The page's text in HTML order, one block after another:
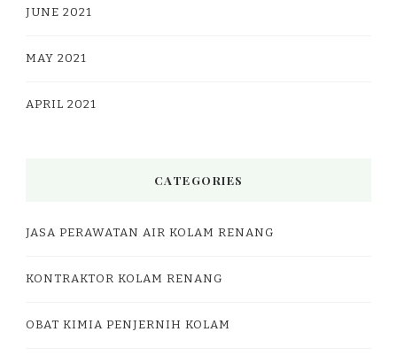
JUNE 2021
MAY 2021
APRIL 2021
CATEGORIES
JASA PERAWATAN AIR KOLAM RENANG
KONTRAKTOR KOLAM RENANG
OBAT KIMIA PENJERNIH KOLAM